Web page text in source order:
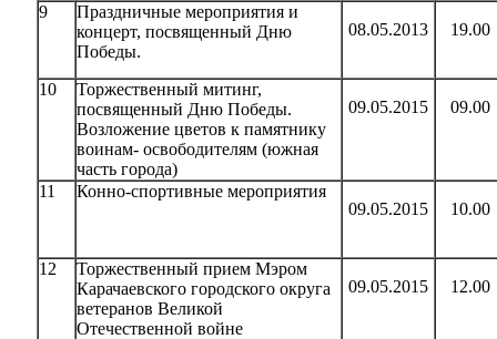
9
Праздничные мероприятия и
концерт, посвященный Дню
Победы.
08.05.2013 19.00
10
Торжественный митинг,
посвященный Дню Победы.
Возложение цветов к памятнику
воинам- освободителям (южная
часть города)
09.05.2015 09.00
11
Конно-спортивные мероприятия
09.05.2015
10.00
12
Торжественный прием Мэром
Карачаевского городского округа
ветеранов Великой
Отечественной войне
09.05.2015 12.00